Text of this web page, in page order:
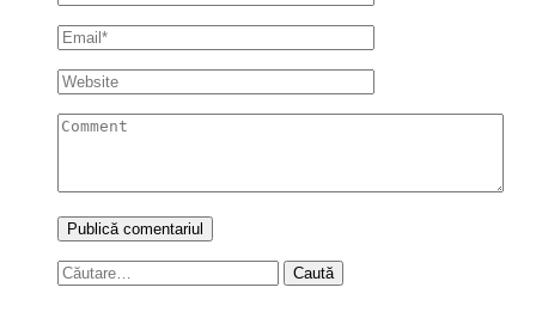
Caută
după: